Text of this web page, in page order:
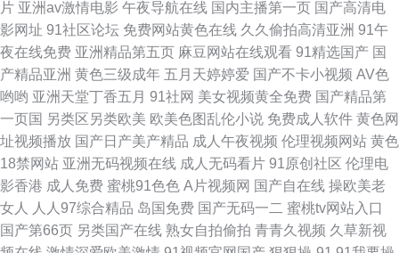
啪 操人妻在线东京热 成人在线免费视频观看 久久色一区 老湿机导航 视频在
线第91页 内射自拍 97资源站超碰 日本一级成人片 男人的天堂无码 桃色五月
天 玖玖玖女同快播 亚洲中文字幕无码av永久 免费操性逼色 伪娘自慰
wwwcn色
片 亚洲av激情电影 午夜导航在线 国内主播第一页 国产高清电
影网址 91社区论坛 免费网站黄色在线 久久偷拍高清亚洲 91午
夜在线免费 亚洲精品第五页 麻豆网站在线观看 91精选国产 国
产精品亚洲 黄色三级成年 五月天婷婷爱 国产不卡小视频 AV色
哟哟 亚洲天堂丁香五月 91社网 美女视频黄全免费 国产精品第
一页国 另类区另类欧美 欧美色图乱伦小说 免费成人软件 黄色网
址视频播放 国产日产美产精品 成人午夜视频 伦理视频网站 黄色
18禁网站 亚洲无码视频在线 成人无码看片 91原创社区 伦理电
影香港 成人免费 蜜桃91色色 A片视频网 国产自在线 操欧美老
女人
人人97综合精品 岛国免费 国产无码一二 蜜桃tv网站入口
国产第66页 另类国产在线 熟女自拍偷拍 青青久视频 久草新视